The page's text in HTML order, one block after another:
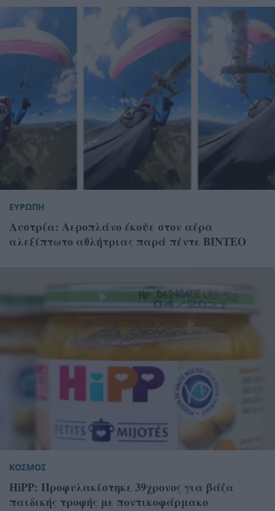
ΕΥΡΩΠΗ
Αυστρία: Αεροπλάνο έκοψε στον αέρα
αλεξίπτωτο αθλήτριας παρά πέντε ΒΙΝΤΕΟ
ΚΟΣΜΟΣ
HiPP: Προφυλακίστηκε 39χρονος για βάζα
παιδικής τροφής με ποντικοφάρμακο